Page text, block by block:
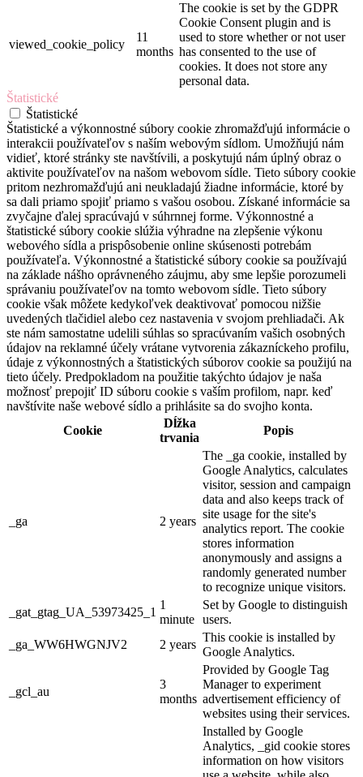
viewed_cookie_policy
11
months
The cookie is set by the GDPR
Cookie Consent plugin and is
used to store whether or not user
has consented to the use of
cookies. It does not store any
personal data.
Štatistické
Štatistické
Štatistické a výkonnostné súbory cookie zhromažďujú informácie o
interakcii používateľov s naším webovým sídlom. Umožňujú nám
vidieť, ktoré stránky ste navštívili, a poskytujú nám úplný obraz o
aktivite používateľov na našom webovom sídle. Tieto súbory cookie
pritom nezhromažďujú ani neukladajú žiadne informácie, ktoré by
sa dali priamo spojiť priamo s vašou osobou. Získané informácie sa
zvyčajne ďalej spracúvajú v súhrnnej forme. Výkonnostné a
štatistické súbory cookie slúžia výhradne na zlepšenie výkonu
webového sídla a prispôsobenie online skúsenosti potrebám
používateľa. Výkonnostné a štatistické súbory cookie sa používajú
na základe nášho oprávneného záujmu, aby sme lepšie porozumeli
správaniu používateľov na tomto webovom sídle. Tieto súbory
cookie však môžete kedykoľvek deaktivovať pomocou nižšie
uvedených tlačidiel alebo cez nastavenia v svojom prehliadači. Ak
ste nám samostatne udelili súhlas so spracúvaním vašich osobných
údajov na reklamné účely vrátane vytvorenia zákazníckeho profilu,
údaje z výkonnostných a štatistických súborov cookie sa použijú na
tieto účely. Predpokladom na použitie takýchto údajov je naša
možnosť prepojiť ID súboru cookie s vaším profilom, napr. keď
navštívite naše webové sídlo a prihlásite sa do svojho konta.
Cookie
Dĺžka
trvania
Popis
_ga 2 years
The _ga cookie, installed by
Google Analytics, calculates
visitor, session and campaign
data and also keeps track of
site usage for the site's
analytics report. The cookie
stores information
anonymously and assigns a
randomly generated number
to recognize unique visitors.
_gat_gtag_UA_53973425_1
1
minute
Set by Google to distinguish
users.
_ga_WW6HWGNJV2
2 years
This cookie is installed by
Google Analytics.
_gcl_au
3
months
Provided by Google Tag
Manager to experiment
advertisement efficiency of
websites using their services.
Installed by Google
Analytics, _gid cookie stores
information on how visitors